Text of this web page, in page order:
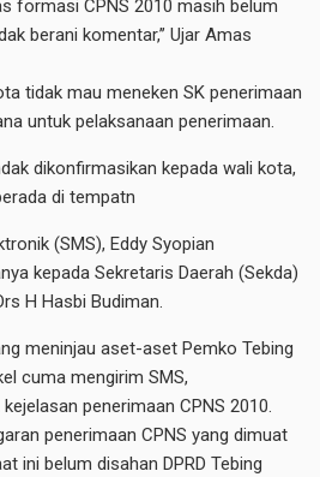
formasi CPNS 2010 masih belum
berani komentar,’’ Ujar Amas
tidak mau meneken SK penerimaan
untuk pelaksanaan penerimaan.
dikonfirmasikan kepada wali kota,
di tempatn
(SMS), Eddy Syopian
kepada Sekretaris Daerah (Sekda)
H Hasbi Budiman.
meninjau aset-aset Pemko Tebing
cuma mengirim SMS,
penerimaan CPNS 2010.
penerimaan CPNS yang dimuat
ini belum disahan DPRD Tebing